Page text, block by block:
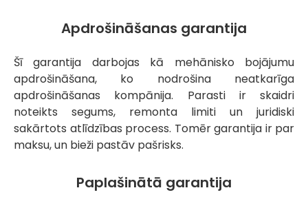
Apdrošināšanas garantija
Šī garantija darbojas kā mehānisko bojājumu
apdrošināšana, ko nodrošina neatkarīga
apdrošināšanas kompānija. Parasti ir skaidri
noteikts segums, remonta limiti un juridiski
sakārtots atlīdzības process. Tomēr garantija ir par
maksu, un bieži pastāv pašrisks.
Paplašinātā garantija